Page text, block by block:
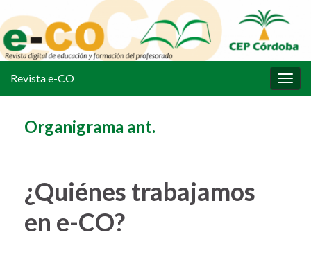
la
Revista e-CO
Organigrama ant.
¿Quiénes trabajamos
en e-CO?